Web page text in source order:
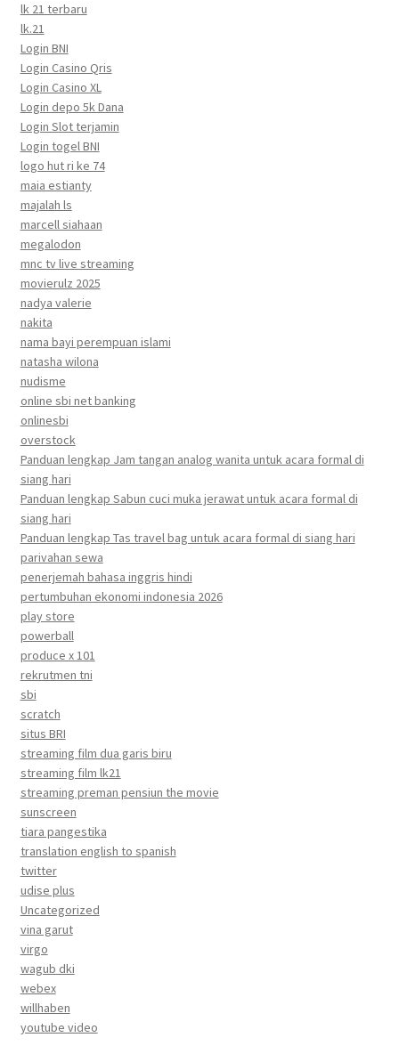
lk 21 terbaru
lk.21
Login BNI
Login Casino Qris
Login Casino XL
Login depo 5k Dana
Login Slot terjamin
Login togel BNI
logo hut ri ke 74
maia estianty
majalah ls
marcell siahaan
megalodon
mnc tv live streaming
movierulz 2025
nadya valerie
nakita
nama bayi perempuan islami
natasha wilona
nudisme
online sbi net banking
onlinesbi
overstock
Panduan lengkap Jam tangan analog wanita untuk acara formal di
siang hari
Panduan lengkap Sabun cuci muka jerawat untuk acara formal di
siang hari
Panduan lengkap Tas travel bag untuk acara formal di siang hari
parivahan sewa
penerjemah bahasa inggris hindi
pertumbuhan ekonomi indonesia 2026
play store
powerball
produce x 101
rekrutmen tni
sbi
scratch
situs BRI
streaming film dua garis biru
streaming film lk21
streaming preman pensiun the movie
sunscreen
tiara pangestika
translation english to spanish
twitter
udise plus
Uncategorized
vina garut
virgo
wagub dki
webex
willhaben
youtube video